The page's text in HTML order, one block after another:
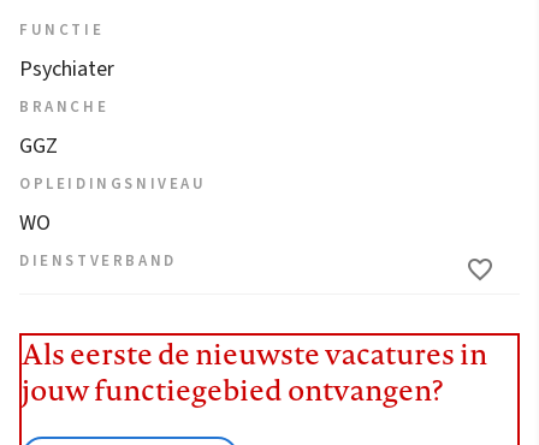
FUNCTIE
Psychiater
BRANCHE
GGZ
OPLEIDINGSNIVEAU
WO
DIENSTVERBAND
Als eerste de nieuwste vacatures in
jouw functiegebied ontvangen?